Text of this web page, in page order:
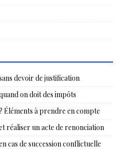
devoir de justification
on doit des impôts
à prendre en compte
réaliser un acte de renonciation
cas de succession conflictuelle